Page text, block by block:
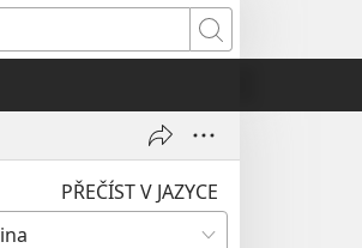
Hledat
PŘEČÍST V JAZYCE